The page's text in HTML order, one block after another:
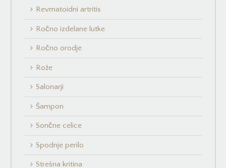
Revmatoidni artritis
Ročno izdelane lutke
Ročno orodje
Rože
Salonarji
Šampon
Sončne celice
Spodnje perilo
Strešna kritina